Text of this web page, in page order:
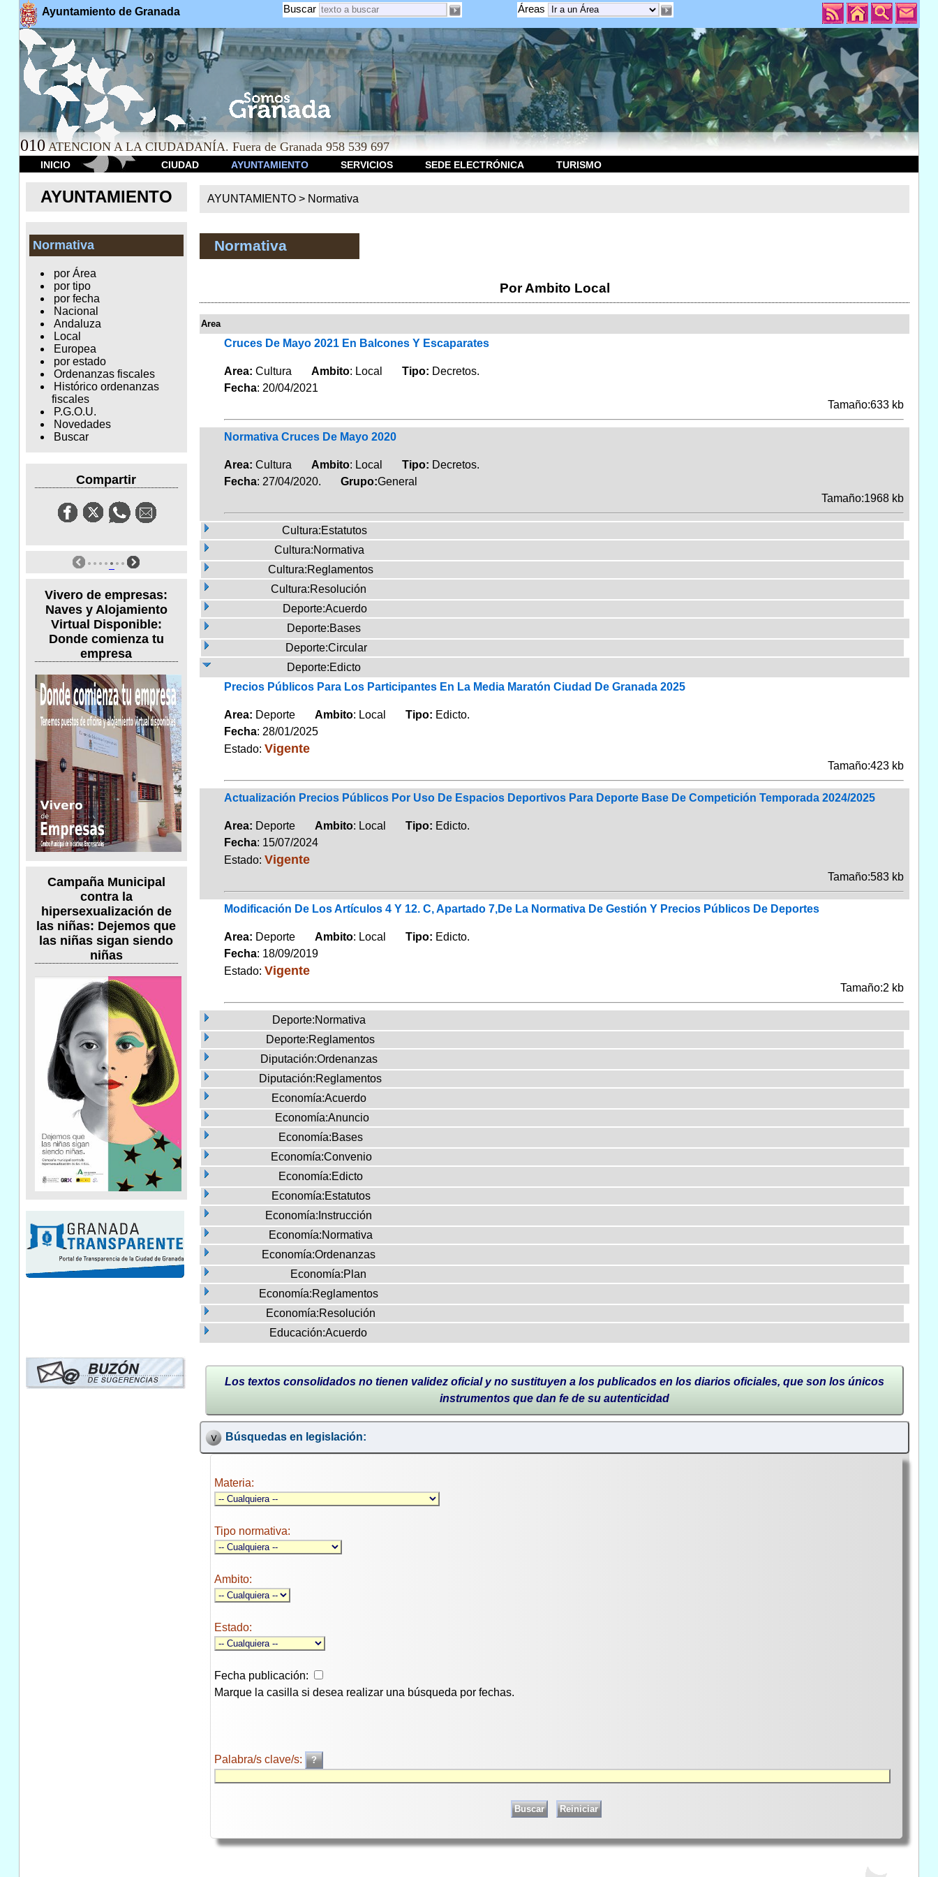
Ayuntamiento de Granada Áreas
Buscar
010 ATENCION A LA CIUDADANÍA. Fuera de Granada 958 539 697
INICIO CIUDAD AYUNTAMIENTO SERVICIOS SEDE ELECTRÓNICA TURISMO
AYUNTAMIENTO
Normativa
por Área
por tipo
por fecha
Nacional
Andaluza
Local
Europea
por estado
Ordenanzas fiscales
Histórico ordenanzas
fiscales
P.G.O.U.
Novedades
Buscar
Compartir
Vivero de empresas:
Naves y Alojamiento
Virtual Disponible:
Donde comienza tu
empresa
Campaña Municipal
contra la
hipersexualización de
las niñas: Dejemos que
las niñas sigan siendo
niñas
AYUNTAMIENTO > Normativa
Normativa
Por Ambito Local
Area
Cruces De Mayo 2021 En Balcones Y Escaparates
Area: Cultura Ambito: Local Tipo: Decretos.
Fecha: 20/04/2021
Tamaño:633 kb
Normativa Cruces De Mayo 2020
Area: Cultura Ambito: Local Tipo: Decretos.
Fecha: 27/04/2020. Grupo:General
Tamaño:1968 kb
Cultura:Estatutos
Cultura:Normativa
Cultura:Reglamentos
Cultura:Resolución
Deporte:Acuerdo
Deporte:Bases
Deporte:Circular
Deporte:Edicto
Precios Públicos Para Los Participantes En La Media Maratón Ciudad De Granada 2025
Area: Deporte Ambito: Local Tipo: Edicto.
Fecha: 28/01/2025
Estado: Vigente
Tamaño:423 kb
Actualización Precios Públicos Por Uso De Espacios Deportivos Para Deporte Base De Competición Temporada 2024/2025
Area: Deporte Ambito: Local Tipo: Edicto.
Fecha: 15/07/2024
Estado: Vigente
Tamaño:583 kb
Modificación De Los Artículos 4 Y 12. C, Apartado 7,De La Normativa De Gestión Y Precios Públicos De Deportes
Area: Deporte Ambito: Local Tipo: Edicto.
Fecha: 18/09/2019
Estado: Vigente
Tamaño:2 kb
Deporte:Normativa
Deporte:Reglamentos
Diputación:Ordenanzas
Diputación:Reglamentos
Economía:Acuerdo
Economía:Anuncio
Economía:Bases
Economía:Convenio
Economía:Edicto
Economía:Estatutos
Economía:Instrucción
Economía:Normativa
Economía:Ordenanzas
Economía:Plan
Economía:Reglamentos
Economía:Resolución
Educación:Acuerdo
Los textos consolidados no tienen validez oficial y no sustituyen a los publicados en los diarios oficiales, que son los únicos
instrumentos que dan fe de su autenticidad
Búsquedas en legislación:
Materia:
Tipo normativa:
Ambito:
Estado:
Fecha publicación:
Marque la casilla si desea realizar una búsqueda por fechas.
Palabra/s clave/s: